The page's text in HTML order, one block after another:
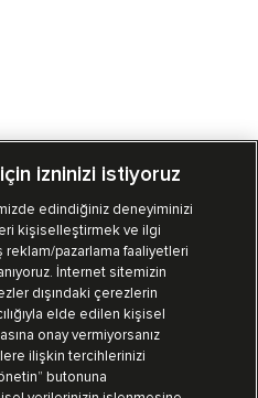
Sipariş Takibi
izninizi istiyoruz
edindiğiniz deneyiminizi
kişiselleştirmek ve ilgi
reklam/pazarlama faaliyetleri
İnternet sitemizin
dışındaki çerezlerin
elde edilen kişisel
onay vermiyorsanız
ilişkin tercihlerinizi
butonuna